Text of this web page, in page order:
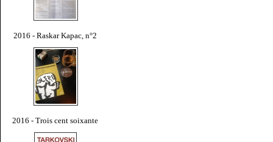
2016 - Raskar Kapac, n°2
2016 - Trois cent soixante